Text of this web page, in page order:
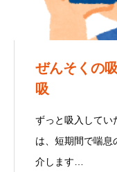
ぜんそくの
吸
ずっと吸入してい
は、短期間で喘息
介します…